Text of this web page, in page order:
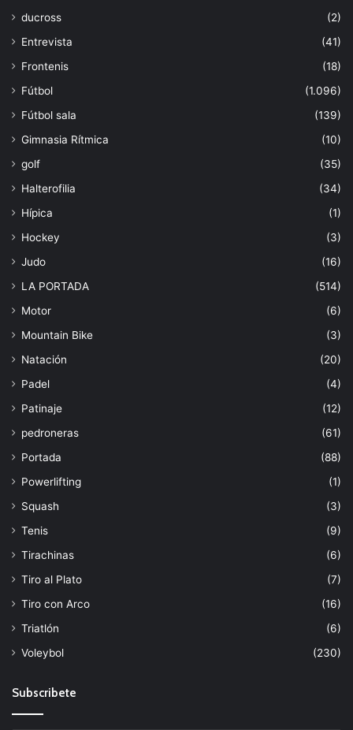
ducross
(2)
Entrevista
(41)
Frontenis
(18)
Fútbol
(1.096)
Fútbol sala
(139)
Gimnasia Rítmica
(10)
golf
(35)
Halterofilia
(34)
Hípica
(1)
Hockey
(3)
Judo
(16)
LA PORTADA
(514)
Motor
(6)
Mountain Bike
(3)
Natación
(20)
Padel
(4)
Patinaje
(12)
pedroneras
(61)
Portada
(88)
Powerlifting
(1)
Squash
(3)
Tenis
(9)
Tirachinas
(6)
Tiro al Plato
(7)
Tiro con Arco
(16)
Triatlón
(6)
Voleybol
(230)
Subscribete